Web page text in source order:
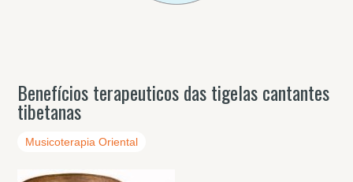
Benefícios terapeuticos das tigelas cantantes
tibetanas
Musicoterapia Oriental